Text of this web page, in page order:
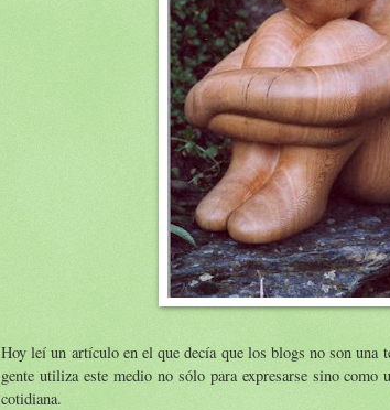
Hoy leí un artículo en el que decía que los blogs no son una
gente utiliza este medio no sólo para expresarse sino como
cotidiana.